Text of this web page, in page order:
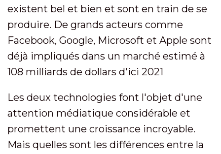
existent bel et bien et sont en train de se
produire. De grands acteurs comme
Facebook, Google, Microsoft et Apple sont
déjà impliqués dans un marché estimé à
108 milliards de dollars d'ici 2021
Les deux technologies font l'objet d'une
attention médiatique considérable et
promettent une croissance incroyable.
Mais quelles sont les différences entre la